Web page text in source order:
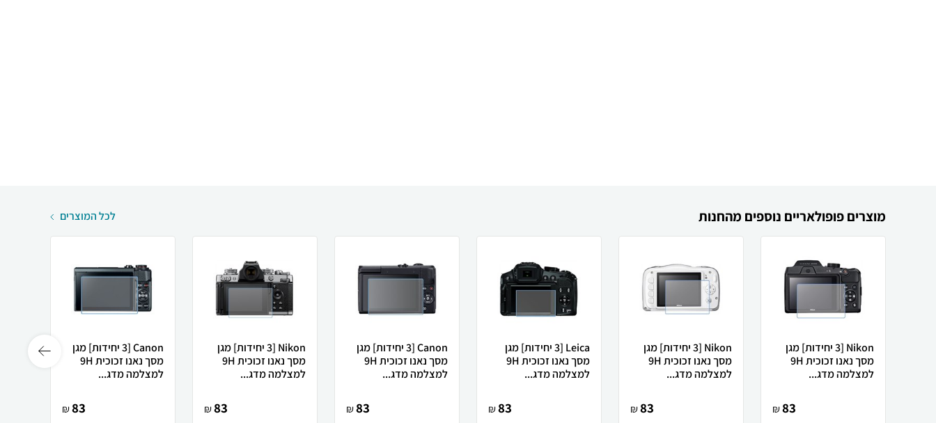
מוצרים פופולאריים נוספים מהחנות לכל המוצרים
Nikon [3 יחידות] מגן
מסך נאנו זכוכית 9H
למצלמה מדג...
83
₪
Nikon [3 יחידות] מגן
מסך נאנו זכוכית 9H
למצלמה מדג...
83
₪
Leica [3 יחידות] מגן
מסך נאנו זכוכית 9H
למצלמה מדג...
83
₪
Canon [3 יחידות] מגן
מסך נאנו זכוכית 9H
למצלמה מדג...
83
₪
Nikon [3 יחידות] מגן
מסך נאנו זכוכית 9H
למצלמה מדג...
83
₪
Canon [3 יחידות] מגן
מסך נאנו זכוכית 9H
למצלמה מדג...
83
₪